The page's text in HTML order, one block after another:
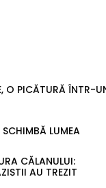
CÂT O VIAȚĂCOPIL
DE PROPRIUL